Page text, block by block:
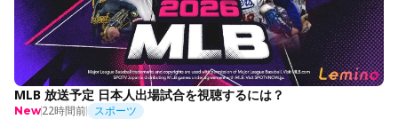
MLB 放送予定 日本人出場試合を視聴するには？
New22時間前 スポーツ